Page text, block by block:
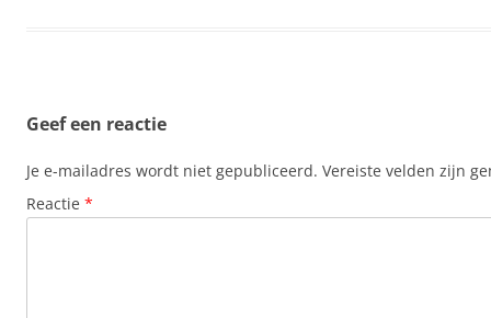
Geef een reactie
Je e-mailadres wordt niet gepubliceerd. Vereiste velden zijn
Reactie *